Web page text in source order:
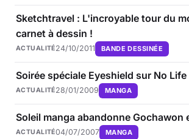
Sketchtravel : L'incroyable tour du
carnet à dessin !
ACTUALITÉ24/10/2011 BANDE DESSINÉE
Soirée spéciale Eyeshield sur No Life
ACTUALITÉ28/01/2009 MANGA
Soleil manga abandonne Gochawon
ACTUALITÉ04/07/2007 MANGA